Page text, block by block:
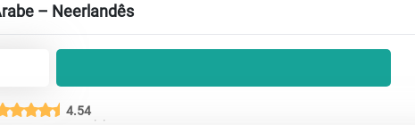
– Neerlandês
4.54